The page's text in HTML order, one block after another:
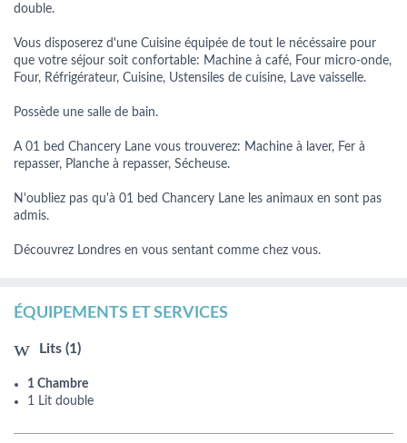
double.
Vous disposerez d'une Cuisine équipée de tout le nécéssaire pour
que votre séjour soit confortable: Machine à café, Four micro-onde,
Four, Réfrigérateur, Cuisine, Ustensiles de cuisine, Lave vaisselle.
Possède une salle de bain.
A 01 bed Chancery Lane vous trouverez: Machine à laver, Fer à
repasser, Planche à repasser, Sécheuse.
N'oubliez pas qu'à 01 bed Chancery Lane les animaux en sont pas
admis.
Découvrez Londres en vous sentant comme chez vous.
ÉQUIPEMENTS ET SERVICES
Lits (1)
1 Chambre
1 Lit double